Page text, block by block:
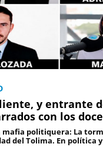
y entrante
con los
mafia politiquera: La
del Tolima. En política